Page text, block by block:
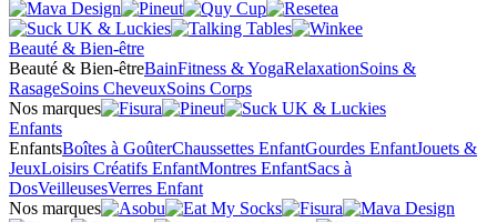
Beauté & Bien-être
Beauté & Bien-êtreBainFitness & YogaRelaxationSoins &
RasageSoins CheveuxSoins Corps
Nos marques
Enfants
EnfantsBoîtes à GoûterChaussettes EnfantGourdes EnfantJouets &
JeuxLoisirs Créatifs EnfantMontres EnfantSacs à
DosVeilleusesVerres Enfant
Nos marques